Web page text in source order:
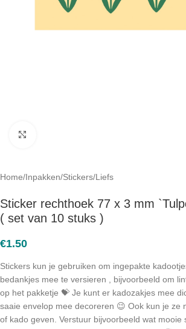
Home/Inpakken/Stickers/Liefs
Sticker rechthoek 77 x 3 mm
( set van 10 stuks )
€1.50
Stickers kun je gebruiken om ingepakte
bedankjes mee te versieren , bijvoorbeeld om
op het pakketje 💝 Je kunt er kadozakjes mee
saaie envelop mee decoreren 😉 Ook kun je ze
of kado geven. Verstuur bijvoorbeeld wat mooie